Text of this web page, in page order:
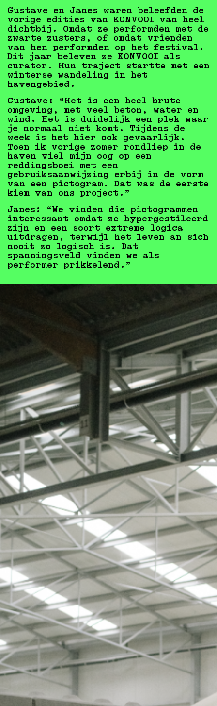
Gustave en Janes waren beleefden de
vorige edities van KONVOOI van heel
dichtbij. Omdat ze performden met de
zwarte zusters, of omdat vrienden
van hen performden op het festival.
Dit jaar beleven ze KONVOOI als
curator. Hun traject startte met een
winterse wandeling in het
havengebied.
Gustave:
“Het is een heel brute
omgeving, met veel beton, water en
wind. Het is duidelijk een plek waar
je normaal niet komt. Tijdens de
week is het hier ook gevaarlijk.
Toen ik vorige zomer rondliep in de
haven viel mijn oog op een
reddingsboei met een
gebruiksaanwijzing erbij in de vorm
van een pictogram. Dat was de eerste
kiem van ons project.”
Janes:
“We vinden die pictogrammen
interessant omdat ze hypergestileerd
zijn en een soort extreme logica
uitdragen, terwijl het leven an sich
nooit zo logisch is. Dat
spanningsveld vinden we als
performer prikkelend.”